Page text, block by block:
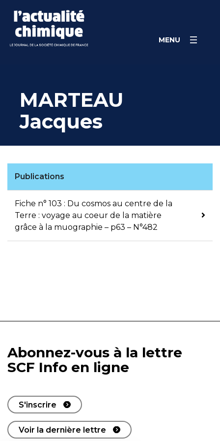
content
MENU
MARTEAU
Jacques
Publications
Fiche n° 103 : Du cosmos au centre de la
Terre : voyage au coeur de la matière
grâce à la muographie – p63 – N°482
Abonnez-vous à la lettre
SCF Info en ligne
S'inscrire
Voir la dernière lettre